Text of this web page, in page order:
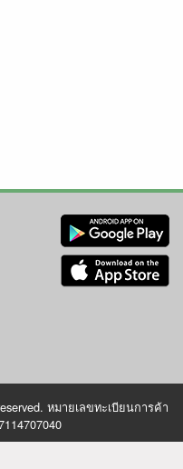
หมายเลขทะเบียนการค้า